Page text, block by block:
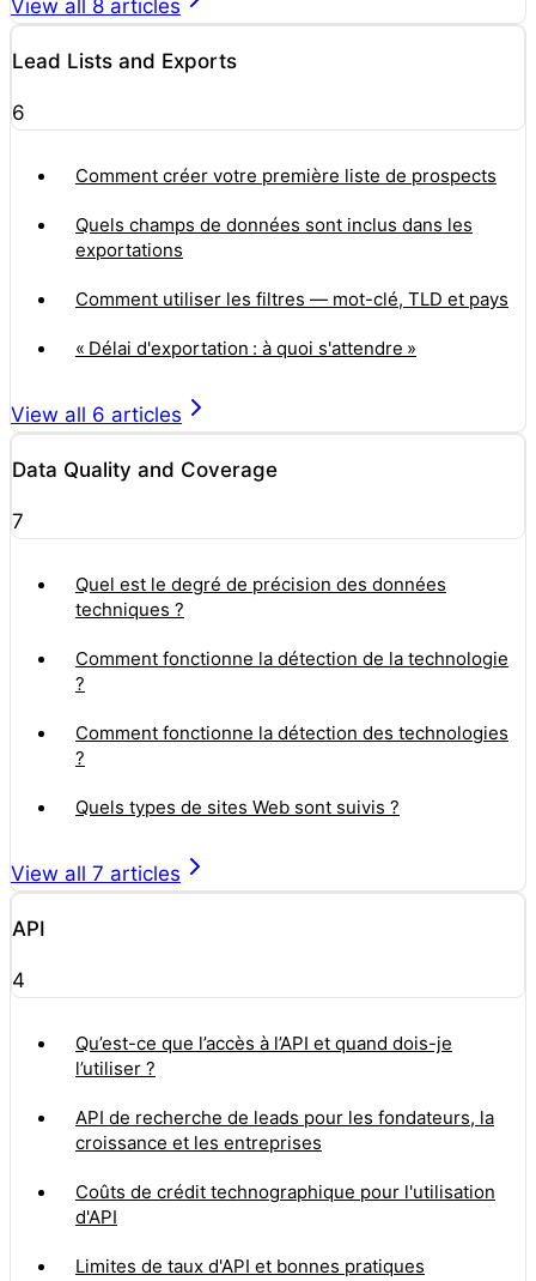
View all 8 articles
Lead Lists and Exports
6
Comment créer votre première liste de prospects
Quels champs de données sont inclus dans les
exportations
Comment utiliser les filtres — mot-clé, TLD et pays
« Délai d'exportation : à quoi s'attendre »
View all 6 articles
Data Quality and Coverage
7
Quel est le degré de précision des données
techniques ?
Comment fonctionne la détection de la technologie
?
Comment fonctionne la détection des technologies
?
Quels types de sites Web sont suivis ?
View all 7 articles
API
4
Qu’est-ce que l’accès à l’API et quand dois-je
l’utiliser ?
API de recherche de leads pour les fondateurs, la
croissance et les entreprises
Coûts de crédit technographique pour l'utilisation
d'API
Limites de taux d'API et bonnes pratiques